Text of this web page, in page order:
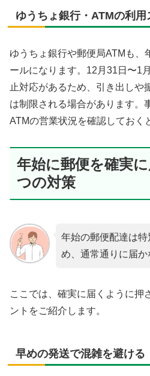
ゆうちょ銀行・ATMの利
ゆうちょ銀行や郵便局ATMも、
ールになります。12月31日〜1
止対応があるため、引き出しや
は制限される場合があります。
ATMの営業状況を確認しておく
年始に郵便を確実
つの対策
年始の郵便配達は
め、通常通りに届か
ここでは、確実に届くように押
ントをご紹介します。
早めの発送で混雑を避ける